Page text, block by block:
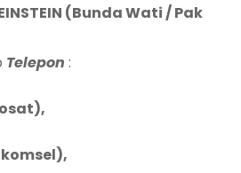
(Bunda Wati / Pak
Telepon :